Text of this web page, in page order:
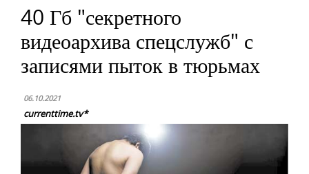
40 Гб "секретного
видеоархива спецслужб" с
записями пыток в тюрьмах
06.10.2021
currenttime.tv*